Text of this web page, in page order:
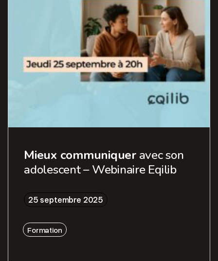
Mieux communiqueravec son
adolescent – Webinaire Eqilib
25 septembre 2025
Formation